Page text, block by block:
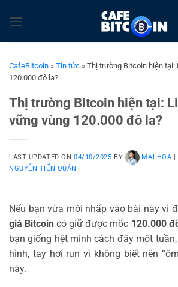
qua
CafeBitcoin » Tin tức » Thị trường Bitcoin hiện tại:
120.000 đô la?
Thị trường Bitcoin hiện tại:
vững vùng 120.000 đô la?
LAST UPDATED ON 04/10/2025 BY MAI HOA |
NGUYỄN TIẾN QUÂN
Nếu bạn vừa mới nhấp vào bài này vì
giá Bitcoin có giữ được mốc 120.000
bạn giống hệt mình cách đây một
hình, tay hơi run vì không biết nên
này.